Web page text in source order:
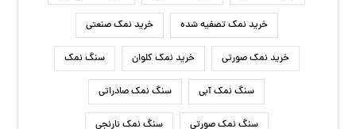
خرید نمک تصفیه شده خرید نمک صنعتی
خرید نمک صورتی خرید نمک کلوان سنگ نمک
سنگ نمک آبی سنگ نمک صادراتی
سنگ نمک صورتی سنگ نمک نارنجی